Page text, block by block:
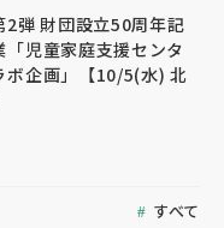
2弾 財団設立50周年記
「児童家庭支援センタ
ボ企画」【10/5(水) 北
すべて